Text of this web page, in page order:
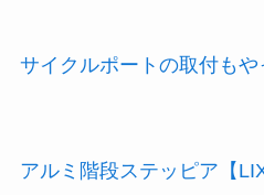
サイクルポートの取付もや
アルミ階段ステッピア【